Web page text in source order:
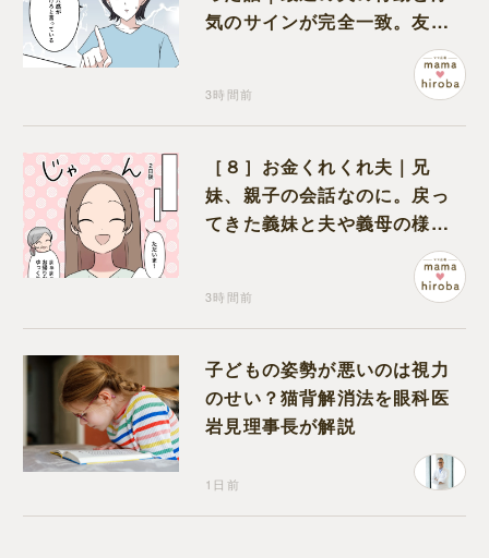
気のサインが完全一致。友人
3時間前
［８］お金くれくれ夫｜兄
妹、親子の会話なのに。戻っ
てきた義妹と夫や義母の様子
3時間前
子どもの姿勢が悪いのは視力
のせい？猫背解消法を眼科医
岩見理事長が解説
1日前